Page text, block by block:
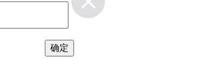
确定